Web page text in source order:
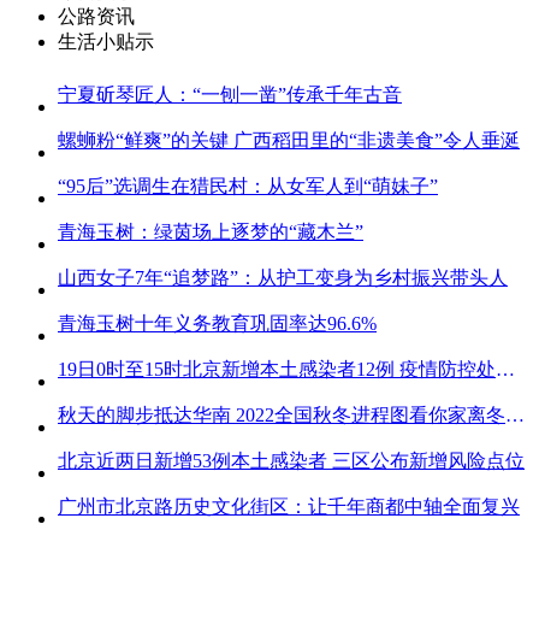
公路资讯
生活小贴示
宁夏斫琴匠人：“一刨一凿”传承千年古音
螺蛳粉“鲜爽”的关键 广西稻田里的“非遗美食”令人垂涎
“95后”选调生在猎民村：从女军人到“萌妹子”
青海玉树：绿茵场上逐梦的“藏木兰”
山西女子7年“追梦路”：从护工变身为乡村振兴带头人
青海玉树十年义务教育巩固率达96.6%
19日0时至15时北京新增本土感染者12例 疫情防控处关键时刻
秋天的脚步抵达华南 2022全国秋冬进程图看你家离冬天有多远
北京近两日新增53例本土感染者 三区公布新增风险点位
广州市北京路历史文化街区：让千年商都中轴全面复兴